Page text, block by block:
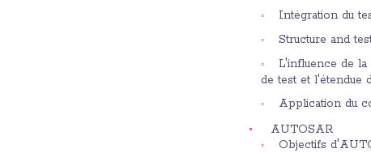
Intégration du
Structure and
L'influence de
de test et l'étendue
Application du
AUTOSAR
Objectifs